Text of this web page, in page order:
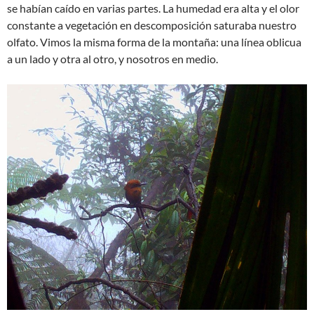
se habían caído en varias partes. La humedad era alta y el olor
constante a vegetación en descomposición saturaba nuestro
olfato. Vimos la misma forma de la montaña: una línea oblicua
a un lado y otra al otro, y nosotros en medio.